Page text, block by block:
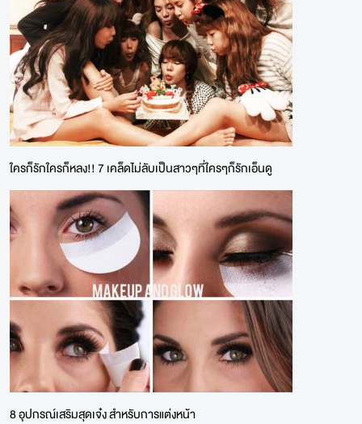
ใครก็รักใครก็หลง!! 7 เคล็ดไม่ลับเป็นสาวๆที่ใครๆก็รักเอ็นดู
8 อุปกรณ์เสริมสุดเจ๋ง สำหรับการแต่งหน้า